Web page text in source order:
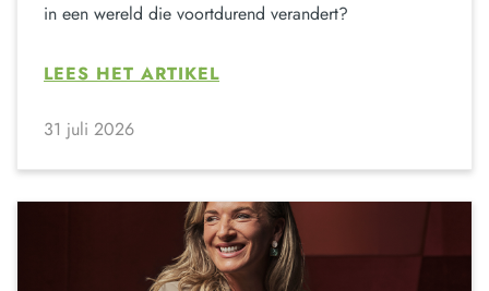
in een wereld die voortdurend verandert?
LEES HET ARTIKEL
31 juli 2026